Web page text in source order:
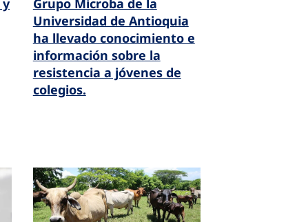
y
Grupo Microba de la
Universidad de Antioquia
ha llevado conocimiento e
información sobre la
resistencia a jóvenes de
colegios.